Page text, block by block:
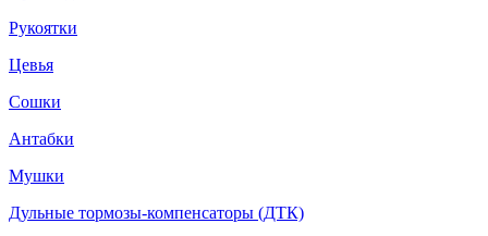
Рукоятки
Цевья
Сошки
Антабки
Мушки
Дульные тормозы-компенсаторы (ДТК)